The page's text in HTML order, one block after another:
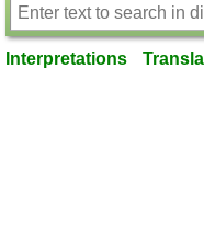
Interpretations